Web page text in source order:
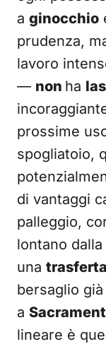
a ginocchio
prudenza,
lavoro
— non ha
prossime
spogliatoio,
di vantaggi
palleggio,
lontano
una
bersaglio
a
lineare è